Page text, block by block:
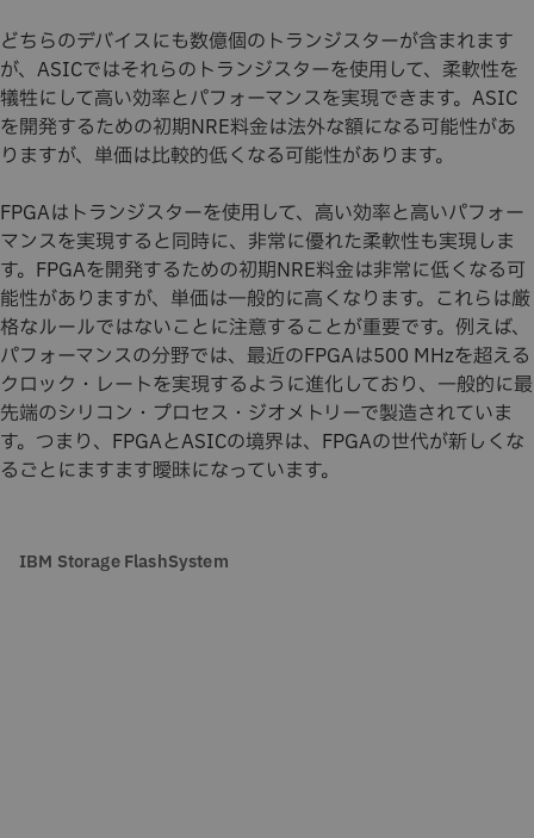
どちらのデバイスにも数億個のトランジスターが含まれます
が、ASICではそれらのトランジスターを使用して、柔軟性を
犠牲にして高い効率とパフォーマンスを実現できます。ASIC
を開発するための初期NRE料金は法外な額になる可能性があ
りますが、単価は比較的低くなる可能性があります。
FPGAはトランジスターを使用して、高い効率と高いパフォー
マンスを実現すると同時に、非常に優れた柔軟性も実現しま
す。FPGAを開発するための初期NRE料金は非常に低くなる可
能性がありますが、単価は一般的に高くなります。これらは厳
格なルールではないことに注意することが重要です。例えば、
パフォーマンスの分野では、最近のFPGAは500 MHzを超える
クロック・レートを実現するように進化しており、一般的に最
先端のシリコン・プロセス・ジオメトリーで製造されていま
す。つまり、FPGAとASICの境界は、FPGAの世代が新しくな
るごとにますます曖昧になっています。
IBM Storage FlashSystem